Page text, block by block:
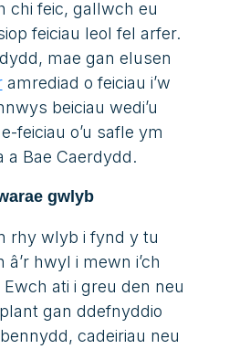
chi feic, gallwch eu
feiciau leol fel arfer.
mae gan elusen
amrediad o feiciau i’w
beiciau wedi’u
feiciau o’u safle ym
a Bae Caerdydd.
gwlyb
rhy wlyb i fynd y tu
hwyl i mewn i’ch
ati i greu den neu
gan ddefnyddio
cadeiriau neu